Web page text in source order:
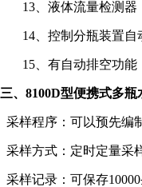
13、液体流量检测
14、控制分瓶装置
15、有自动排空功能
三、 8100D型便携式多瓶
采样程序：可以预先编
采样方式：定时定量采
采样记录：可保存10000